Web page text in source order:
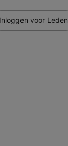
Inloggen voor Leden